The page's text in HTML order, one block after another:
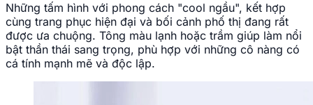
Những tấm hình với phong cách "cool ngầu", kết hợp
cùng trang phục hiện đại và bối cảnh phố thị đang rất
được ưa chuộng. Tông màu lạnh hoặc trầm giúp làm nổi
bật thần thái sang trọng, phù hợp với những cô nàng có
cá tính mạnh mẽ và độc lập.